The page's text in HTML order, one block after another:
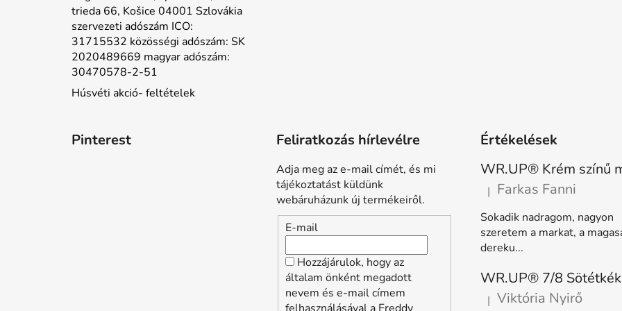
trieda 66, Košice 04001 Szlovákia
szervezeti adószám ICO:
31715532 közösségi adószám: SK
2020489669 magyar adószám:
30470578-2-51
Húsvéti akció- feltételek
Pinterest Feliratkozás hírlevélre
Adja meg az e-mail címét, és mi
tájékoztatást küldünk
webáruházunk új termékeiről.
E-mail
Hozzájárulok, hogy az
általam önként megadott
nevem és e-mail címem
Értékelések
A termék értékelése 5-ből 5
| Farkas Fanni
Sokadik nadragom, nagyon
szeretem a markat, a
dereku...
A termék értékelése 5-ből 5
| Viktória Nyirő